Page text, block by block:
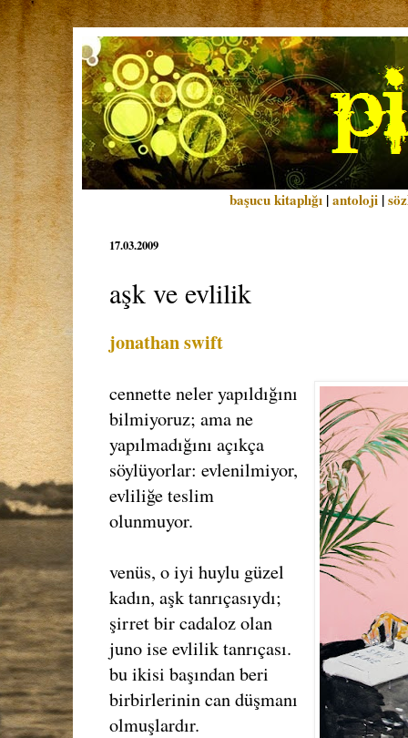
başucu kitaplığı |antoloji |
17.03.2009
aşk ve evlilik
jonathan swift
cennette neler yapıldığını
bilmiyoruz; ama ne
yapılmadığını açıkça
söylüyorlar: evlenilmiyor,
evliliğe teslim
olunmuyor.
venüs, o iyi huylu güzel
kadın, aşk tanrıçasıydı;
şirret bir cadaloz olan
juno ise evlilik tanrıçası.
bu ikisi başından beri
birbirlerinin can düşmanı
olmuşlardır.